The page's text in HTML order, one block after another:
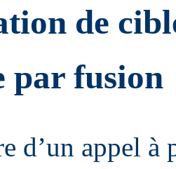
de
par fusion
d’un appel à